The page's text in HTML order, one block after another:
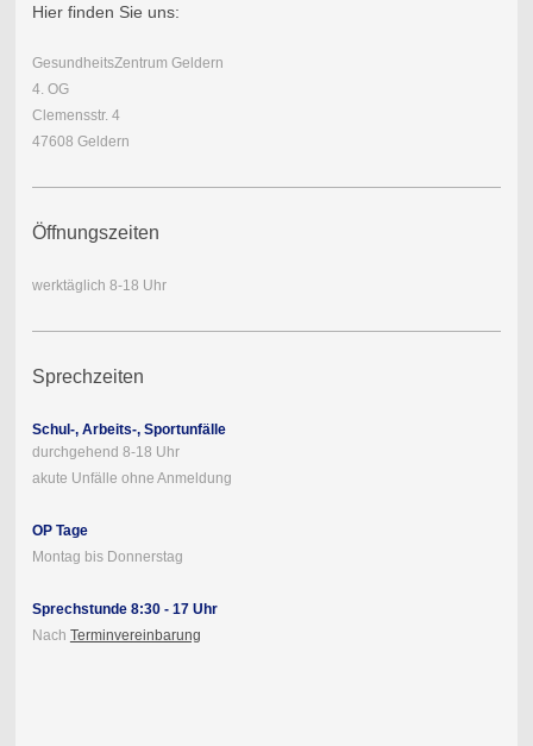
Hier finden Sie uns:
GesundheitsZentrum Geldern
4. OG
Clemensstr. 4
47608 Geldern
Öffnungszeiten
werktäglich 8-18 Uhr
Sprechzeiten
Schul-, Arbeits-, Sportunfälle
durchgehend 8-18 Uhr
akute Unfälle ohne Anmeldung
OP Tage
Montag bis Donnerstag
Sprechstunde 8:30 - 17 Uhr
Nach Terminvereinbarung